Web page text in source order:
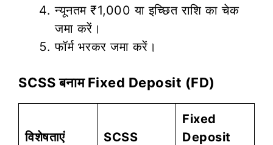
न्यूनतम ₹1,000 या इच्छित राशि का चेक
जमा करें।
फॉर्म भरकर जमा करें।
SCSS बनाम Fixed Deposit (FD)
विशेषताएं SCSS
Fixed
Deposit